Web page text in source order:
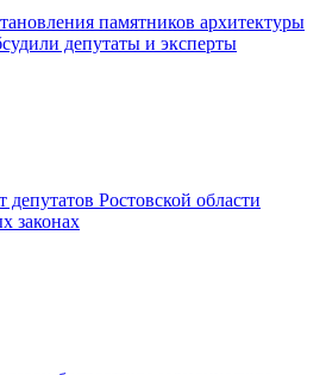
памятников архитектуры
депутаты и эксперты
Ростовской области
законах